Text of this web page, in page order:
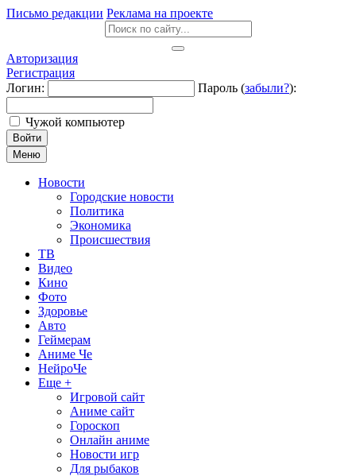
Письмо редакции Реклама на проекте
Авторизация
Регистрация
Логин:
Пароль (забыли?):
Чужой компьютер
Войти
Меню
Новости
Городские новости
Политика
Экономика
Происшествия
ТВ
Видео
Кино
Фото
Здоровье
Авто
Геймерам
Аниме Че
НейроЧе
Еще +
Игровой сайт
Аниме сайт
Гороскоп
Онлайн аниме
Новости игр
Для рыбаков